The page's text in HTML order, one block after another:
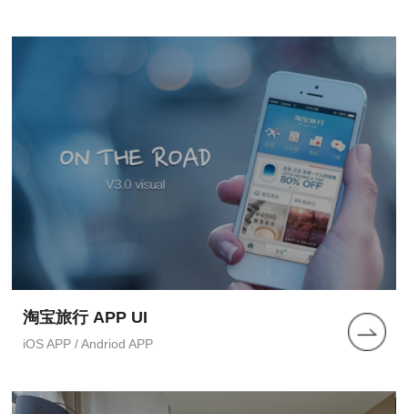
淘宝旅行 APP UI
iOS APP / Andriod APP